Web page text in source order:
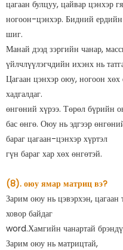
цагаан булцуу, цайвар цэнхэр
ногоон-цэнхэр. Бидний ердийн
шиг.
Манай дээд зэргийн чанар,
үйлчлүүлэгчдийн ихэнх нь
Цагаан цэнхэр оюу, ногоон
хадгалдаг.
өнгөний хүрээ. Төрөл бүрийн
бас өнгө. Оюу нь эдгээр
бараг цагаан-цэнхэр хүртэл
гүн бараг хар хөх өнгөтэй.
(8). оюу ямар матриц вэ?
Зарим оюу нь цэвэрхэн,
ховор байдаг
word.Хамгийн чанартай
Зарим оюу нь матрицтай,